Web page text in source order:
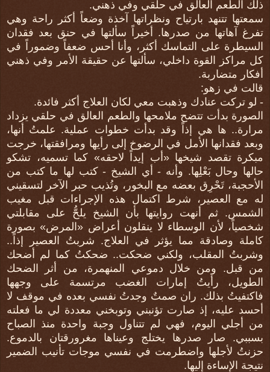
ذلك الطعم العالق في حلقي وفي ذهني.
سمعتها تتنهد بارتياح ونظراتها آخذة وضعاً أكثر راحة وهي
تفرغ آهاتها من صدرها. أخيراً سألتها في حنق بعد فقدان
السيطرة على التماسك أكثر، وأنا أحس ضعفاً وضموراً في
كل مراكز القوة داخلي، سألتها عن حقيقة الأمر وفي ذهني
أفكار متضاربة.
قالت في زهو:
- لو تركت عنادك وذهبت معي لكان العلاج أكثر فائدة.
الصورة بدأت تتضح ملامحها والطعم العالق في حلقي يزداد
مرارة.. ها هي إذاً وقد بدأت خطوات عملية. علمتُ أنها،
وبعد فقدانها الأمل في الرضوخ إلى رأيها ومرافقتها، خرجت
مبكرة تقصد شيخها «أب إيداً لاحقه» كما تسميه، تشكو
حالها وحال بَعْلِها. وأنه - أي الشيخ - كتب لها ما كتب من
الأحجبة، تَحْرِق بعضه مع البخور، وتُذيب حبر الآخر لتسقيني
له مع العصير، شرط اكتمال هذه الإجراءات قبل مغيب
الشمس. ثم أنهت روايتها بأن الشيخ يلحُّ على مقابلتي
شخصياً، لأن الوسطاء لا ينقلون أعراض «المرض» بصورة
كاملة وصادقة مما يؤثر في العلاج. شربتُ العصير إذاً..
وشربتُ المقلب، ولكني ضحكت.. ضحكتُ كما لم أضحك
من قبل. ومن خلال دموعي المنهمرة، من أثر الضحك
الطويل، رأيتُ إمارات الغضب مرتسمة على وجهها
فاكتفيتُ بذلك. ران صمتٌ وجدتُ نفسي بعده في موقف لا
أحسد عليه، إذ صارت تؤنبني وتوبخني معددة لي ما فعلته
من أجلي اليوم، فهي لم تتناول وجبة واحدة منذ الصباح
بسببي. صار صدرها يختلج وعيناها مغرورقتان بالدموع.
حزنتُ لأجلها واضطرمت في نفسي موجات تأنيب الضمير
نتيجة الإساءة إليها.